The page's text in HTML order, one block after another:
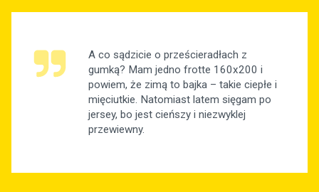
A co sądzicie o prześcieradłach z
gumką? Mam jedno frotte 160x200 i
powiem, że zimą to bajka – takie ciepłe i
mięciutkie. Natomiast latem sięgam po
jersey, bo jest cieńszy i niezwyklej
przewiewny.